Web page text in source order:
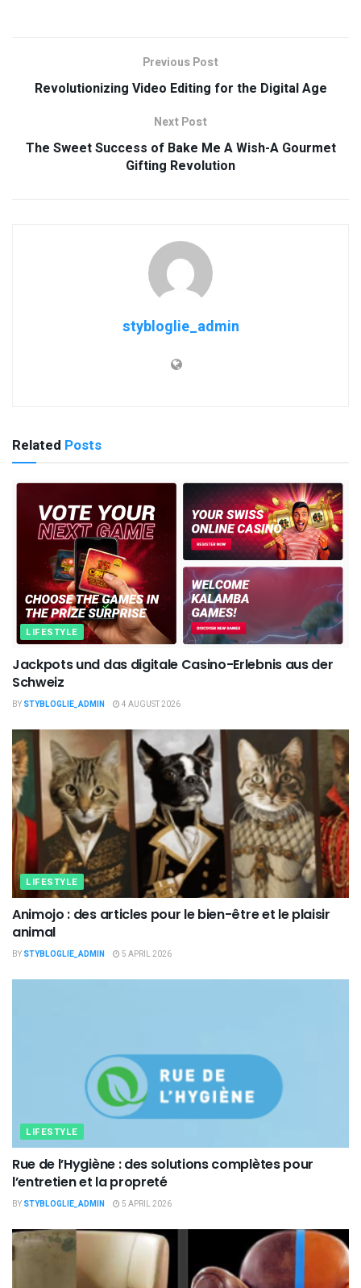
Previous Post
Revolutionizing Video Editing for the Digital Age
Next Post
The Sweet Success of Bake Me A Wish-A Gourmet
Gifting Revolution
stybloglie_admin
Related Posts
LIFESTYLE
Jackpots und das digitale Casino-Erlebnis aus der
Schweiz
BY STYBLOGLIE_ADMIN 4 AUGUST 2026
LIFESTYLE
Animojo : des articles pour le bien-être et le plaisir
animal
BY STYBLOGLIE_ADMIN 5 APRIL 2026
LIFESTYLE
Rue de l’Hygiène : des solutions complètes pour
l’entretien et la propreté
BY STYBLOGLIE_ADMIN 5 APRIL 2026